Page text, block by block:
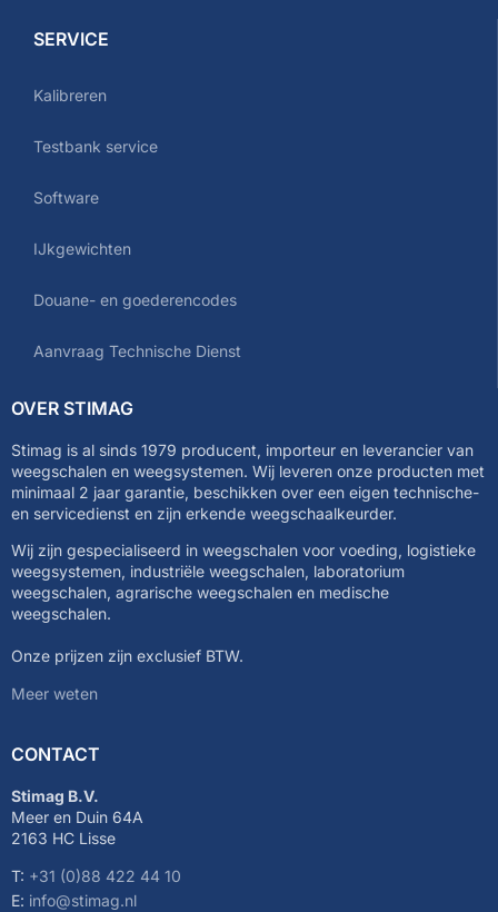
SERVICE
Kalibreren
Testbank service
Software
IJkgewichten
Douane- en goederencodes
Aanvraag Technische Dienst
OVER STIMAG
Stimag is al sinds 1979 producent, importeur en leverancier van
weegschalen en weegsystemen. Wij leveren onze producten met
minimaal 2 jaar garantie, beschikken over een eigen technische-
en servicedienst en zijn erkende weegschaalkeurder.
Wij zijn gespecialiseerd in weegschalen voor voeding, logistieke
weegsystemen, industriële weegschalen, laboratorium
weegschalen, agrarische weegschalen en medische
weegschalen.
Onze prijzen zijn exclusief BTW.
Meer weten
CONTACT
Stimag B.V.
Meer en Duin 64A
2163 HC Lisse
T: +31 (0)88 422 44 10
E: info@stimag.nl